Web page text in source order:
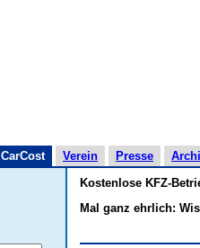
CarCost Verein Presse
Kostenlose KFZ-
Mal ganz ehrlich: